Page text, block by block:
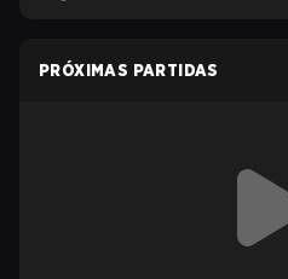
PRÓXIMAS PARTIDAS